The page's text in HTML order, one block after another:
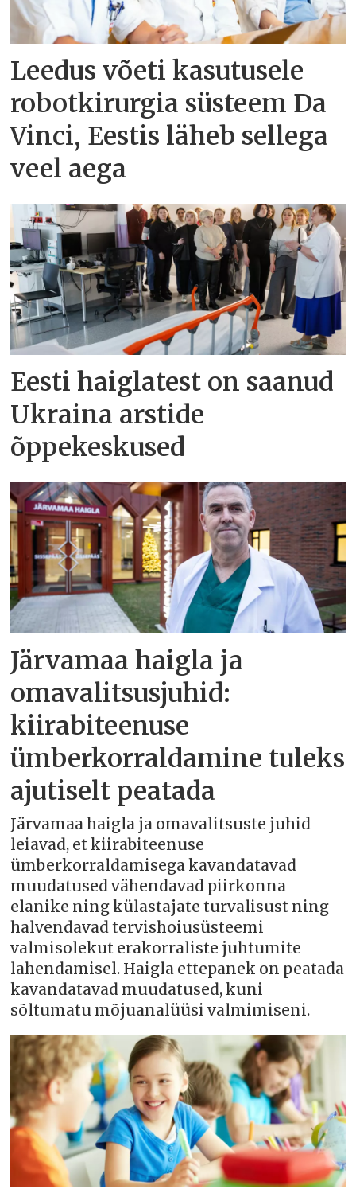
Leedus võeti kasutusele
robotkirurgia süsteem Da
Vinci, Eestis läheb sellega
veel aega
Eesti haiglatest on saanud
Ukraina arstide
õppekeskused
Järvamaa haigla ja
omavalitsusjuhid:
kiirabiteenuse
ümberkorraldamine tuleks
ajutiselt peatada
Järvamaa haigla ja omavalitsuste juhid
leiavad, et kiirabiteenuse
ümberkorraldamisega kavandatavad
muudatused vähendavad piirkonna
elanike ning külastajate turvalisust ning
halvendavad tervishoiusüsteemi
valmisolekut erakorraliste juhtumite
lahendamisel. Haigla ettepanek on peatada
kavandatavad muudatused, kuni
sõltumatu mõjuanalüüsi valmimiseni.